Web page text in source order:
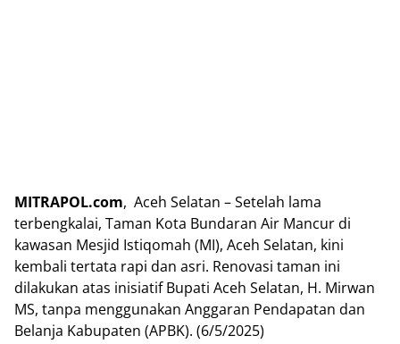
MITRAPOL.com, Aceh Selatan – Setelah lama
terbengkalai, Taman Kota Bundaran Air Mancur di
kawasan Mesjid Istiqomah (MI), Aceh Selatan, kini
kembali tertata rapi dan asri. Renovasi taman ini
dilakukan atas inisiatif Bupati Aceh Selatan, H. Mirwan
MS, tanpa menggunakan Anggaran Pendapatan dan
Belanja Kabupaten (APBK). (6/5/2025)